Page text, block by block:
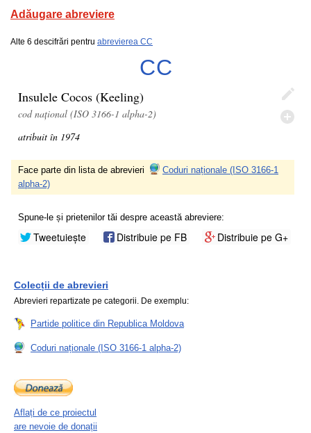
Adăugare abreviere
Alte 6 descifrări pentru abrevierea CC
CC
Insulele Cocos (Keeling)
cod național (ISO 3166-1 alpha-2)
atribuit în 1974
Face parte din lista de abrevieri
Coduri naționale (ISO 3166-1
alpha-2)
Spune-le și prietenilor tăi despre această abreviere:
Tweetuiește Distribuie pe FB Distribuie pe G+
Colecții de abrevieri
Abrevieri repartizate pe categorii. De exemplu:
Partide politice din Republica Moldova
Coduri naționale (ISO 3166-1 alpha-2)
Aflați de ce proiectul
are nevoie de donații